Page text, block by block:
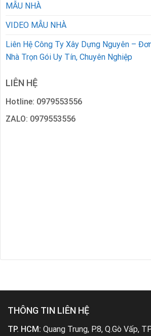
MẪU NHÀ
VIDEO MẪU NHÀ
Liên Hệ Công Ty Xây Dựng Nguyên –
Nhà Trọn Gói Uy Tín, Chuyên Nghiệp
LIÊN HỆ
Hotline: 0979553556
ZALO: 0979553556
THÔNG TIN LIÊN HỆ
TP. HCM: Quang Trung, P.8, Q.Gò Vấp,